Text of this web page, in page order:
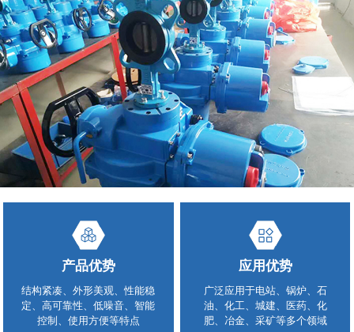
产品优势
结构紧凑、外形美观、性能稳
定、高可靠性、低噪音、智能
控制、使用方便等特点
应用优势
广泛应用于电站、锅炉、石
油、化工、城建、医药、化
肥、冶金、采矿等多个领域